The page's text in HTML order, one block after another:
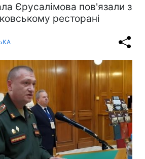
Єрусалімова пов'язали з
ресторані